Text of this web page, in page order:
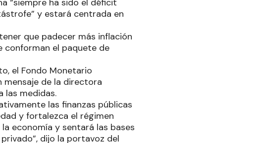
“siempre ha sido el déficit
y estará centrada en
que padecer más inflación
conforman el paquete de
el Fondo Monetario
mensaje de la directora
las medidas.
las finanzas públicas
y fortalezca el régimen
economía y sentará las bases
dijo la portavoz del